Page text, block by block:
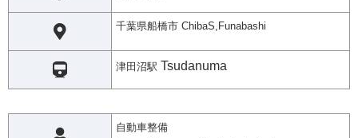
千葉県船橋市 ChibaS,Funabashi
津田沼駅 Tsudanuma
自動車整備